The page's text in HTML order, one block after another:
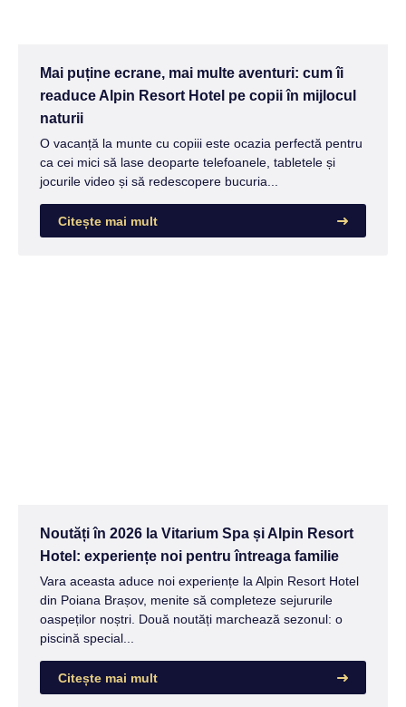
Mai puține ecrane, mai multe aventuri: cum îi
readuce Alpin Resort Hotel pe copii în mijlocul
naturii
O vacanță la munte cu copiii este ocazia perfectă pentru
ca cei mici să lase deoparte telefoanele, tabletele și
jocurile video și să redescopere bucuria...
Citește mai mult
Noutăți în 2026 la Vitarium Spa și Alpin Resort
Hotel: experiențe noi pentru întreaga familie
Vara aceasta aduce noi experiențe la Alpin Resort Hotel
din Poiana Brașov, menite să completeze sejururile
oaspeților noștri. Două noutăți marchează sezonul: o
piscină special...
Citește mai mult